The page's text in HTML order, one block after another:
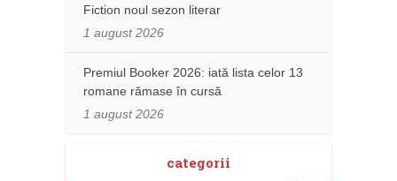
Fiction noul sezon literar
1 august 2026
Premiul Booker 2026: iată lista celor 13
romane rămase în cursă
1 august 2026
categorii